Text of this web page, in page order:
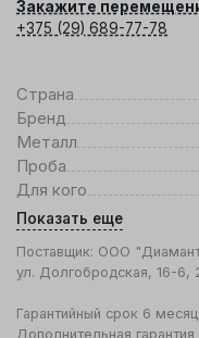
Закажите
+375 (29) 689-77-78
Страна
Бренд
Металл
Проба
Для кого
Показать еще
Поставщик: ООО
ул. Долгобродская, 16-6,
Гарантийный срок 6
Дополнительная